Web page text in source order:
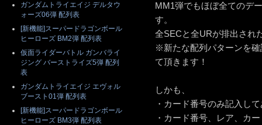
MM1弾でもほぼ全てのデ
す。
全SECと全URが排出され
※新たな配列パターンを
て頂きます！
しかも、
・カード番号のみ記入し
・カード番号、レア、カ
ガンダムトライエイジ デルタウ
ォーズ06弾 配列表
[新機能]スーパードラゴンボール
ヒーローズ BM2弾 配列表
仮面ライダーバトル ガンバライ
ジング バーストライズ5弾 配列
表
ガンダムトライエイジ エヴォル
ブースト01弾 配列表
[新機能]スーパードラゴンボール
ヒーローズ BM3弾 配列表